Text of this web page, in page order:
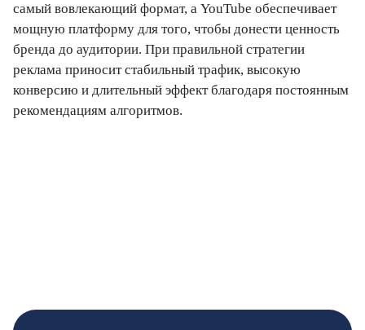
самый вовлекающий формат, а YouTube обеспечивает
мощную платформу для того, чтобы донести ценность
бренда до аудитории. При правильной стратегии
реклама приносит стабильный трафик, высокую
конверсию и длительный эффект благодаря постоянным
рекомендациям алгоритмов.